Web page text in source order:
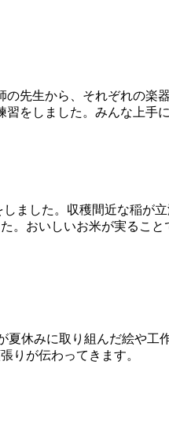
先生から、それぞれの楽
をしました。みんな上手
ました。収穫間近な稲が
。おいしいお米が実ること
休みに取り組んだ絵や工
りが伝わってきます。